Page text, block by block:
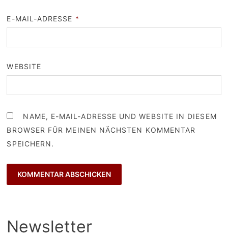
E-MAIL-ADRESSE *
WEBSITE
NAME, E-MAIL-ADRESSE UND WEBSITE IN DIESEM
BROWSER FÜR MEINEN NÄCHSTEN KOMMENTAR
SPEICHERN.
Newsletter